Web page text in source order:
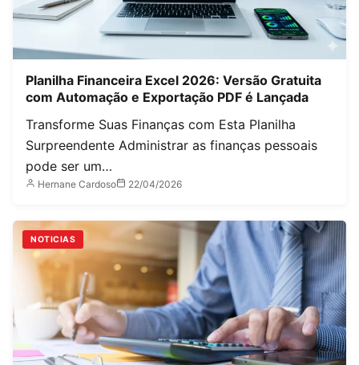
Planilha Financeira Excel 2026: Versão Gratuita
com Automação e Exportação PDF é Lançada
Transforme Suas Finanças com Esta Planilha
Surpreendente Administrar as finanças pessoais
pode ser um…
Hernane Cardoso 22/04/2026
NOTICIAS